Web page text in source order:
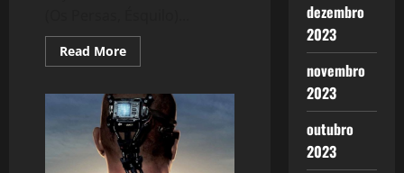
Read MoreRead
more
A
Ruptura
do
Kapital:
A
Barbárie
dezembro
2023
novembro
2023
outubro
2023